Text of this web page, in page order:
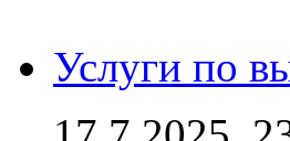
Услуги по